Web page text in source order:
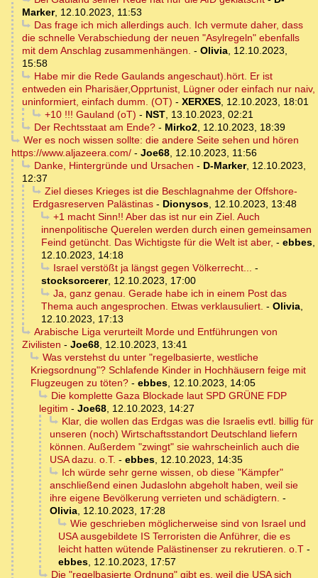
Marker, 12.10.2023, 11:53
Das frage ich mich allerdings auch. Ich vermute daher, dass
die schnelle Verabschiedung der neuen "Asylregeln" ebenfalls
mit dem Anschlag zusammenhängen. - Olivia, 12.10.2023,
15:58
Habe mir die Rede Gaulands angeschaut).hört. Er ist
entweden ein Pharisäer,Opprtunist, Lügner oder einfach nur naiv,
uninformiert, einfach dumm. (OT) - XERXES, 12.10.2023, 18:01
+10 !!! Gauland (oT) - NST, 13.10.2023, 02:21
Der Rechtsstaat am Ende?- Mirko2, 12.10.2023, 18:39
Wer es noch wissen sollte: die andere Seite sehen und hören
https://www.aljazeera.com/ - Joe68, 12.10.2023, 11:56
Danke, Hintergründe und Ursachen - D-Marker, 12.10.2023,
12:37
Ziel dieses Krieges ist die Beschlagnahme der Offshore-
Erdgasreserven Palästinas - Dionysos, 12.10.2023, 13:48
+1 macht Sinn!! Aber das ist nur ein Ziel. Auch
innenpolitische Querelen werden durch einen gemeinsamen
Feind getüncht. Das Wichtigste für die Welt ist aber, - ebbes,
12.10.2023, 14:18
Israel verstößt ja längst gegen Völkerrecht... -
stocksorcerer, 12.10.2023, 17:00
Ja, ganz genau. Gerade habe ich in einem Post das
Thema auch angesprochen. Etwas verklausuliert. - Olivia,
12.10.2023, 17:13
Arabische Liga verurteilt Morde und Entführungen von
Zivilisten - Joe68, 12.10.2023, 13:41
Was verstehst du unter "regelbasierte, westliche
Kriegsordnung"? Schlafende Kinder in Hochhäusern feige mit
Flugzeugen zu töten? - ebbes, 12.10.2023, 14:05
Die komplette Gaza Blockade laut SPD GRÜNE FDP
legitim - Joe68, 12.10.2023, 14:27
Klar, die wollen das Erdgas was die Israelis evtl. billig für
unseren (noch) Wirtschaftsstandort Deutschland liefern
können. Außerdem "zwingt" sie wahrscheinlich auch die
USA dazu. o.T. - ebbes, 12.10.2023, 14:35
Ich würde sehr gerne wissen, ob diese "Kämpfer"
anschließend einen Judaslohn abgeholt haben, weil sie
ihre eigene Bevölkerung verrieten und schädigtern. -
Olivia, 12.10.2023, 17:28
Wie geschrieben möglicherweise sind von Israel und
USA ausgebildete IS Terroristen die Anführer, die es
leicht hatten wütende Palästinenser zu rekrutieren. o.T -
ebbes, 12.10.2023, 17:57
Die "regelbasierte Ordnung" gibt es, weil die USA sich